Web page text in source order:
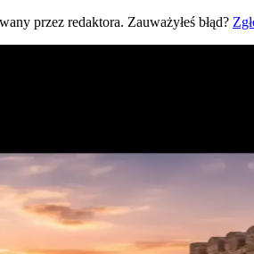
przez redaktora. Zauważyłeś błąd?